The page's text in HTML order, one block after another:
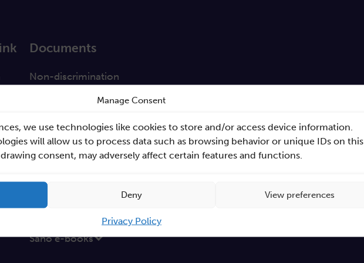
Manage Consent
we use technologies like cookies to store and/or access device information.
will allow us to process data such as browsing behavior or unique IDs on this
consent, may adversely affect certain features and functions.
Deny View preferences
Privacy Policy
Documents
Non-discrimination
Sano Annual Reports
Teaming Deliverables
Sano e-books